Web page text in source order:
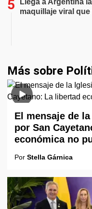
Llega a Argentina
maquillaje viral
Más sobre
El mensaje de
por San
económica no
Por Stella Gárnica